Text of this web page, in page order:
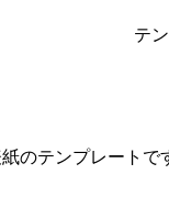
テ
のテンプレート